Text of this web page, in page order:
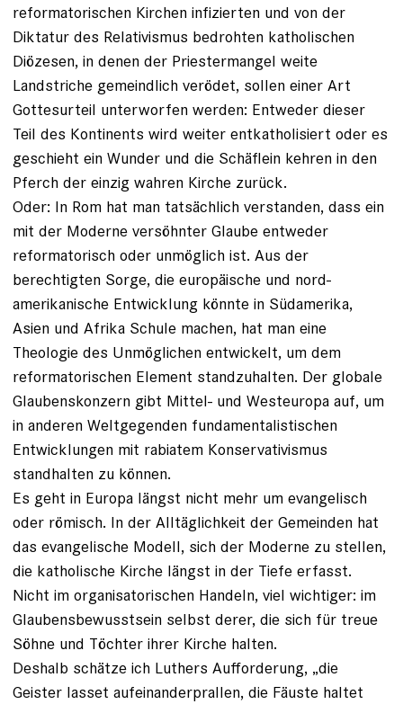
reformatorischen Kirchen infizierten und von der
Diktatur des Relativismus bedrohten katholischen
Diözesen, in denen der Priestermangel weite
Landstriche gemeindlich verödet, sollen ­einer Art
Gottesurteil unterworfen werden: Entweder dieser
Teil des Kontinents wird weiter entkatholisiert oder es
geschieht ein Wunder und die Schäflein kehren in den
Pferch der einzig ­wahren Kirche zurück.
Oder: In Rom hat man tatsächlich verstanden, dass ein
mit der Moderne versöhnter Glaube entweder
reformatorisch oder unmöglich ist. Aus der
berechtigten Sorge, die europäische und nord­
amerikanische Entwicklung könnte in Südamerika,
Asien und Afrika Schule machen, hat man eine
Theologie des Unmöglichen entwickelt, um dem
reformatorischen Element standzuhalten. Der globale
Glaubenskonzern gibt Mittel- und West­europa auf, um
in anderen Welt­gegenden fundamentalistischen
Entwicklungen mit rabiatem Konservativismus
standhalten zu können.
Es geht in Europa längst nicht mehr um evangelisch
oder römisch. In der Alltäglichkeit der Gemeinden hat
das evangelische Modell, sich der Moderne zu stellen,
die katholische Kirche längst in der Tiefe erfasst.
Nicht im organisatorischen Handeln, viel wichtiger: im
Glaubensbewusstsein selbst derer, die sich für treue
Söhne und Töchter ihrer Kirche halten.
Deshalb schätze ich Luthers Aufforderung, „die
Geister lasset aufeinanderprallen, die Fäuste haltet